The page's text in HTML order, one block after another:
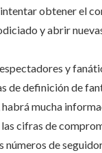
obtener el
y abrir
y
de definición de
mucha
cifras de
números de